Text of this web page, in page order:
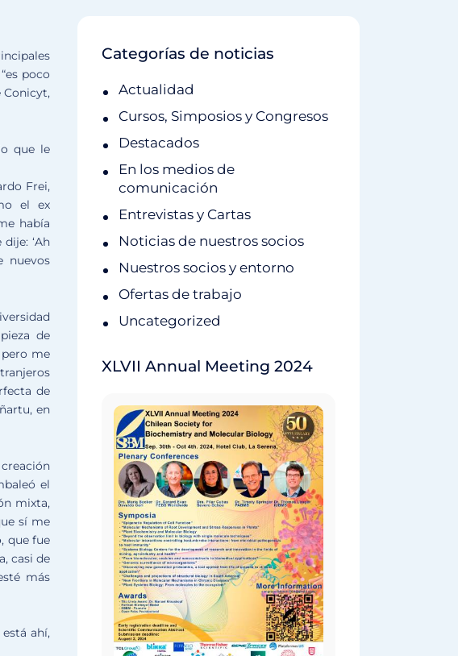
poco
Conicyt,
que le
Frei,
el ex
había
‘Ah
nuevos
de
me
de
en
el
mixta,
sí me
que fue
casi de
más
ahí,
Categorías de noticias
Actualidad
Cursos, Simposios y Congresos
Destacados
En los medios de
comunicación
Entrevistas y Cartas
Noticias de nuestros socios
Nuestros socios y entorno
Ofertas de trabajo
Uncategorized
XLVII Annual Meeting 2024